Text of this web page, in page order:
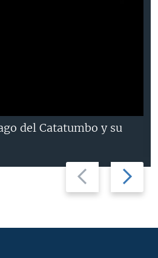
Previous
slide
Next
slide
del Catatumbo y su